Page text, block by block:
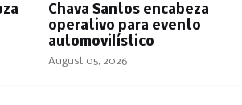
Chava Santos encabeza
operativo para evento
automovilístico
August 05, 2026